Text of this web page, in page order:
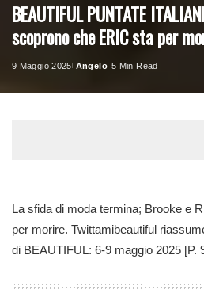
BEAUTIFUL PUNTATE
scoprono che ERIC sta per
9 Maggio 2025
Posted
Angelo 5 Min Read
La sfida di moda termina; Brooke e
per morire. Twittamibeautiful
di BEAUTIFUL: 6-9 maggio 2025 [P.